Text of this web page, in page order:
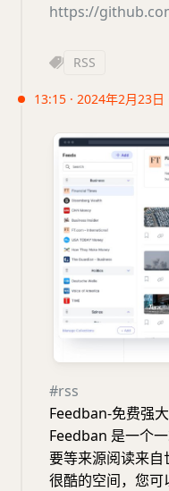
https://
RSS
13:15 · 2024年2月23日
#rss
Feedban-免费强
Feedban 是一个
要等来源阅读来
很酷的空间，您可